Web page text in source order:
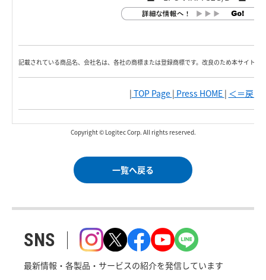
記載されている商品名、会社名は、各社の商標または登録商標です。改良のため本サイト内
| TOP Page | Press HOME | ＜＝戻る
Copyright © Logitec Corp. All rights reserved.
一覧へ戻る
SNS
最新情報・各製品・サービスの紹介を発信しています